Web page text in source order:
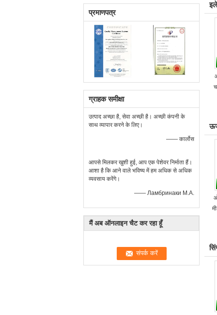
प्रमाणपत्र
ग्राहक समीक्षा
उत्पाद अच्छा है, सेवा अच्छी है। अच्छी कंपनी के
साथ व्यापार करने के लिए।
—— कार्लोस
आपसे मिलकर खुशी हुई, आप एक पेशेवर निर्माता हैं।
आशा है कि आने वाले भविष्य में हम अधिक से अधिक
व्यवसाय करेंगे।
—— Ламбринаки М.А.
मैं अब ऑनलाइन चैट कर रहा हूँ